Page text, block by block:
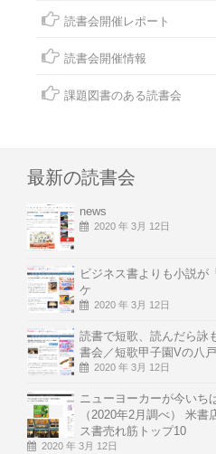
読書会開催レポート
読書会開催情報
課題図書のある読書会
最新の読書会
news
2020 年 3月 12日
ビジネス書よりも小説が
ケ
2020 年 3月 12日
読書で短歌、読んだら詠
書会／短歌甲子園Vの八
2020 年 3月 12日
ニューヨーカーが今いち
（2020年2月調べ） 米
ス書売れ筋トップ10
2020 年 3月 12日